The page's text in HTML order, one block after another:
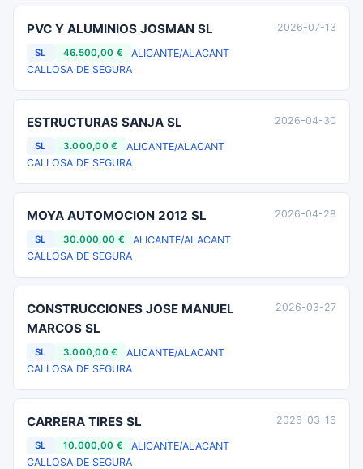
PVC Y ALUMINIOS JOSMAN SL
SL 46.500,00 €
ALICANTE/ALACANT
CALLOSA DE SEGURA
2026-07-13
ESTRUCTURAS SANJA SL
SL 3.000,00 €
ALICANTE/ALACANT
CALLOSA DE SEGURA
2026-04-30
MOYA AUTOMOCION 2012 SL
SL 30.000,00 €
ALICANTE/ALACANT
CALLOSA DE SEGURA
2026-04-28
CONSTRUCCIONES JOSE MANUEL
MARCOS SL
SL 3.000,00 €
ALICANTE/ALACANT
CALLOSA DE SEGURA
2026-03-27
CARRERA TIRES SL
SL 10.000,00 €
ALICANTE/ALACANT
CALLOSA DE SEGURA
2026-03-16